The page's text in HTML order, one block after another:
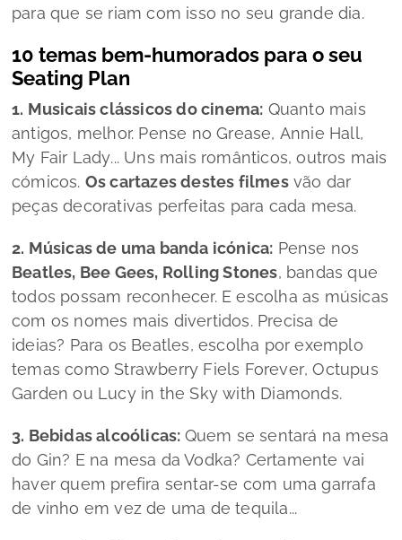
para que se riam com isso no seu grande dia.
10 temas bem-humorados para o seu
Seating Plan
1. Musicais clássicos do cinema: Quanto mais
antigos, melhor. Pense noGrease, Annie Hall,
My Fair Lady... Uns mais românticos, outros mais
cómicos. Os cartazes destes filmesvão dar
peças decorativas perfeitas para cada mesa.
2. Músicas de uma banda icónica: Pense nos
Beatles, Bee Gees, Rolling Stones, bandas que
todos possam reconhecer. E escolha as músicas
com os nomes mais divertidos. Precisa de
ideias? Para os Beatles, escolha por exemplo
temas como Strawberry Fiels Forever,Octupus
Garden ou Lucy in the Sky with Diamonds.
3. Bebidas alcoólicas: Quem se sentará na mesa
do Gin? E na mesa da Vodka? Certamente vai
haver quem prefira sentar-se com uma garrafa
de vinho em vez de uma de tequila...